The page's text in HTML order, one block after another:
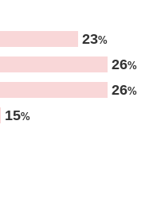
23%
26%
26%
15%